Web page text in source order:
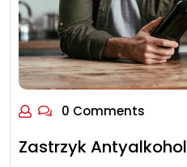
0 Comments
Zastrzyk